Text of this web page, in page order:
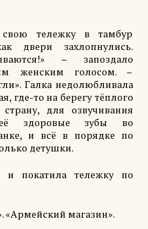
свою тележку в тамбур
двери захлопнулись.
– запоздало
женским голосом. –
Галка недолюбливала
где-то на берегу тёплого
для озвучивания
здоровые зубы во
и всё в порядке по
детушки.
и покатила тележку по
«Армейский магазин».